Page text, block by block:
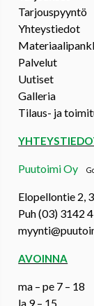
Tarjouspyyntö
Yhteystiedot
Palvelut
Uutiset
Galleria
Tilaus- ja
Puutoimi Oy
Elopellontie 2,
Puh (03) 3142
AVOINNA
ma – pe 7 – 18
la 9 – 15